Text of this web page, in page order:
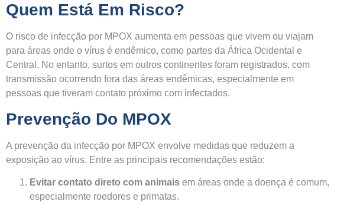
Quem Está Em Risco?
O risco de infecção por MPOX aumenta em pessoas que vivem ou viajam
para áreas onde o vírus é endêmico, como partes da África Ocidental e
Central. No entanto, surtos em outros continentes foram registrados, com
transmissão ocorrendo fora das áreas endêmicas, especialmente em
pessoas que tiveram contato próximo com infectados.
Prevenção Do MPOX
A prevenção da infecção por MPOX envolve medidas que reduzem a
exposição ao vírus. Entre as principais recomendações estão:
Evitar contato direto com animais em áreas onde a doença é comum,
especialmente roedores e primatas.